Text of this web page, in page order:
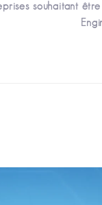
souhaitant